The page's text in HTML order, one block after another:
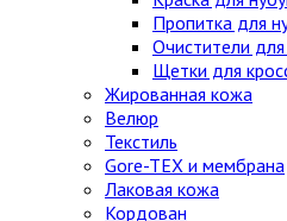
Пропитка для
Очистители для
Щетки для
Жированная кожа
Велюр
Текстиль
Gore-TEX и мембрана
Лаковая кожа
Кордован